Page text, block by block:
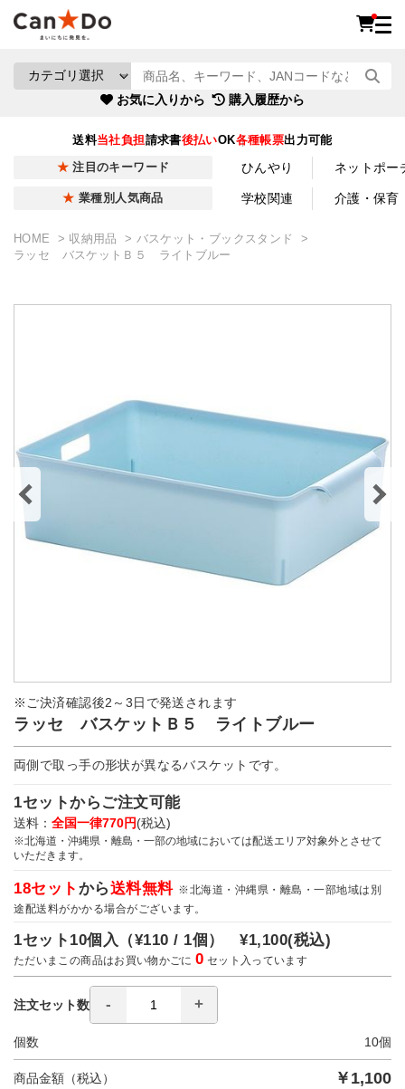
お気に入りから 購入履歴から
送料当社負担請求書後払いOK各種帳票出力可能
注目のキーワード ひんやり ネットポー
業種別人気商品 学校関連 介護・保育
HOME 収納用品
バスケット・ブックスタンド
ラッセ バスケットＢ５ ライトブルー
※ご決済確認後2～3日で発送されます
ラッセ バスケットＢ５ ライトブルー
両側で取っ手の形状が異なるバスケットです。
1セットからご注文可能
送料： 全国一律770円(税込)
※北海道・沖縄県・離島・一部の地域においては配送エリア対象外とさせて
いただきます。
18セット から送料無料 ※北海道・沖縄県・離島・一部地域は別
途配送料がかかる場合がございます。
1セット10個入（¥110 / 1個）¥1,100(税込)
ただいまこの商品はお買い物かごに0 セット入っています
注文セット数
個数 10個
商品金額（税込） ￥ 1,100